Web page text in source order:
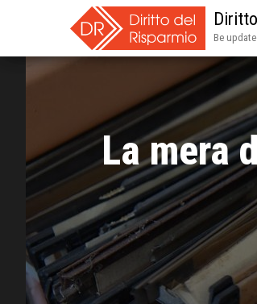
Be
La mera